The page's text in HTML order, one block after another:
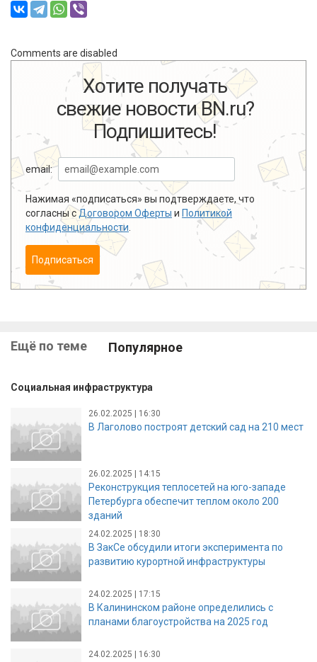
Comments are disabled
Хотите получать
свежие новости BN.ru?
Подпишитесь!
email:
Нажимая «подписаться» вы подтверждаете, что
согласны сДоговором Оферты и Политикой
конфиденциальности
Подписаться
Ещё по теме Популярное
Социальная инфраструктура
26.02.2025 | 16:30
В Лаголово построят детский сад на 210 мест
26.02.2025 | 14:15
Реконструкция теплосетей на юго-западе
Петербурга обеспечит теплом около 200
зданий
24.02.2025 | 18:30
В ЗакСе обсудили итоги эксперимента по
развитию курортной инфраструктуры
24.02.2025 | 17:15
В Калининском районе определились с
планами благоустройства на 2025 год
24.02.2025 | 16:30